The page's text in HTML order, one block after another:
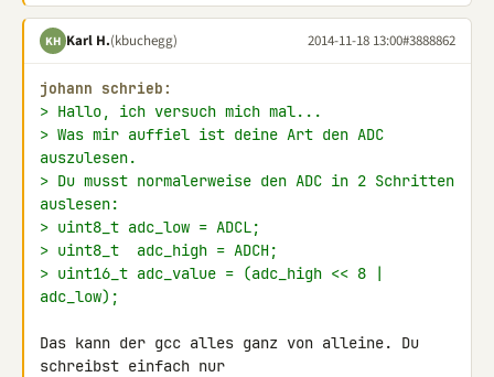
KH Karl H.(kbuchegg) 2014-11-18 13:00#3888862
johann schrieb:
> Hallo, ich versuch mich mal...
> Was mir auffiel ist deine Art den ADC
auszulesen.
> Du musst normalerweise den ADC in 2 Schritten
auslesen:
> uint8_t adc_low = ADCL;
> uint8_t  adc_high = ADCH;
> uint16_t adc_value = (adc_high << 8 |
adc_low);
Das kann der gcc alles ganz von alleine. Du
schreibst einfach nur